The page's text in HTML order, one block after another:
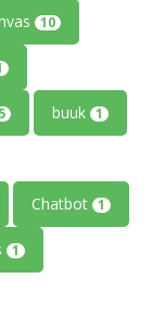
10
buuk 1
Chatbot 1
1